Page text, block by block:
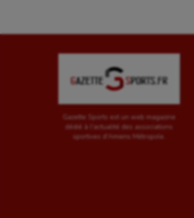
Gazette Sports est un web magazine
dédié à l'actualité des associations
sportives d'Amiens Métropole.